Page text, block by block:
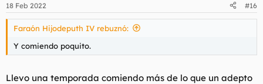
18 Feb 2022 #16
Faraón Hijodeputh IV rebuznó:
Y comiendo poquito.
Llevo una temporada comiendo más de lo que un adepto